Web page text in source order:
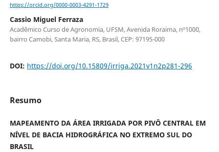
https://orcid.org/0000-0003-4291-1729
Cassio Miguel Ferraza
Acadêmico Curso de Agronomia, UFSM, Avenida Roraima, nº1000,
bairro Camobi, Santa Maria, RS, Brasil, CEP: 97195-000
DOI: https://doi.org/10.15809/irriga.2021v1n2p281-296
Resumo
MAPEAMENTO DA ÁREA IRRIGADA POR PIVÔ CENTRAL EM
NÍVEL DE BACIA HIDROGRÁFICA NO EXTREMO SUL DO
BRASIL